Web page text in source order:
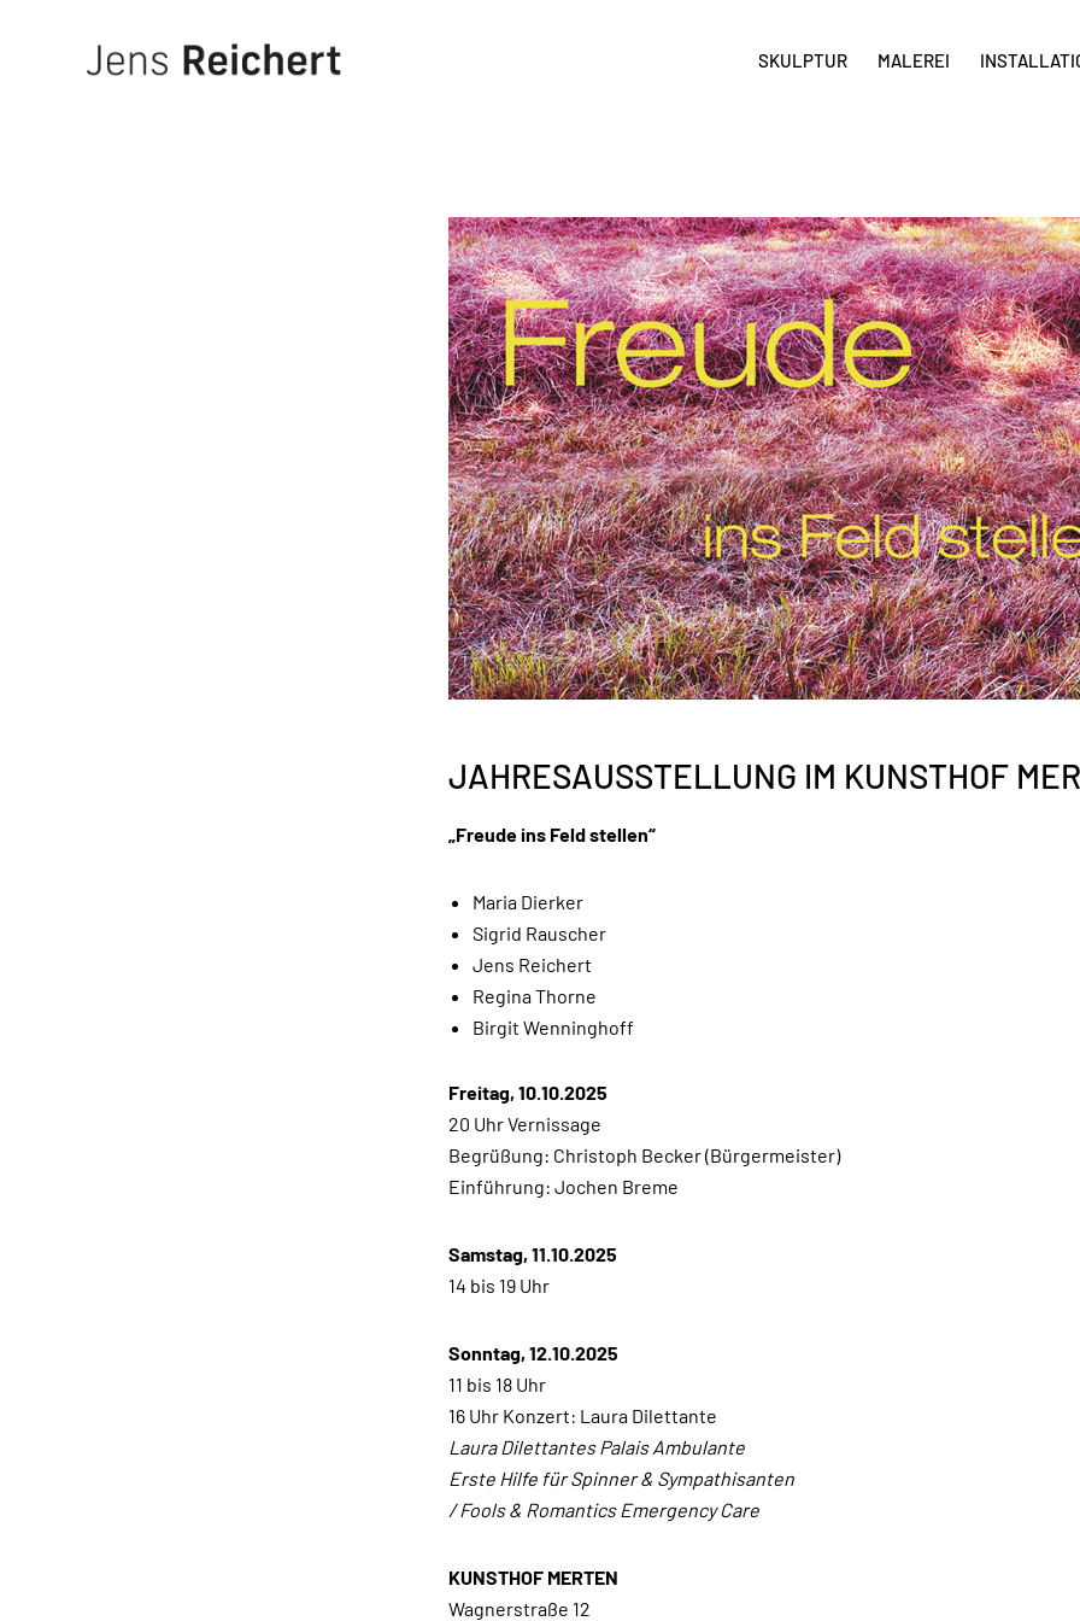
SKULPTUR MALEREI
JAHRESAUSSTELLUNG IM KUNSTHOF
„Freude ins Feld stellen“
Maria Dierker
Sigrid Rauscher
Jens Reichert
Regina Thorne
Birgit Wenninghoff
Freitag, 10.10.2025
20 Uhr Vernissage
Begrüßung: Christoph Becker (Bürgermeister)
Einführung: Jochen Breme
Samstag, 11.10.2025
14 bis 19 Uhr
Sonntag, 12.10.2025
11 bis 18 Uhr
16 Uhr Konzert: Laura Dilettante
Laura Dilettantes Palais Ambulante
Erste Hilfe für Spinner & Sympathisanten
/ Fools & Romantics Emergency Care
KUNSTHOF MERTEN
Wagnerstraße 12